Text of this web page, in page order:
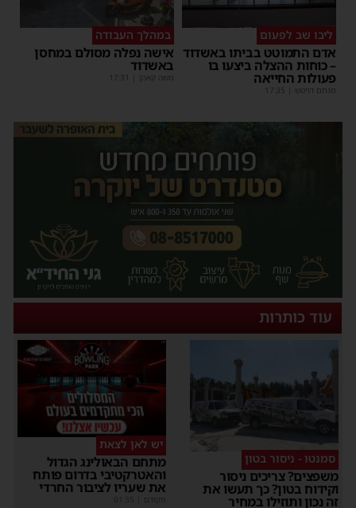
ליבו שב לפעום
אדם התמוטט בביתו באשדוד
– כוחות ההצלה ביצעו בו
פעולות החייאה
מנחם דויטש 17:35
במהלך העבודה
אישה נפלה מסולם במחסן
באשדוד
משה קאהן 17:31
עוד כותרות
סמנטו - ניסור בטון
משפצים? צריכים ניסור
וקידוח בטון? כך תעשו את
זה נכון ותוזילו במחיר
יש לאן לצאת
מתחם הבאולינג הגדול
והאטרקטיבי בדרום פותח
את שעריו לציבור החרדי
מקודם